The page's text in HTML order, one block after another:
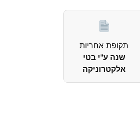
תקופת אחריות
שנה ע"י בטי
אלקטרוניקה